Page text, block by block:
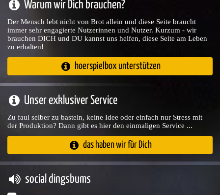
Warum wir Dich brauchen?
Der Mensch lebt nicht von Brot allein und diese Seite braucht
immer sehr engagierte Nutzerinnen und Nutzer. Kurzum - wir
brauchen DICH und DU kannst uns helfen, diese Seite am Leben
zu erhalten!
hoerspielbox unterstützen
Unser exklusiver Service
Zu faul selber zu basteln, keine Idee oder einfach nur Stress mit
der Produktion? Dann gibt es hier den einmaligen Service ...
das haben wir für Dich
social dingsbums